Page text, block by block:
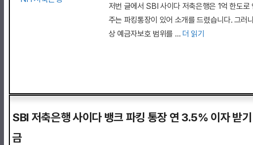
저번 글에서 SBI 사이다 저축은행은 1억 한도로
주는 파킹통장이 있어 소개를 드렸습니다. 그러
상 예금자보호 범위를 … 더 읽기
SBI 저축은행 사이다 뱅크 파킹 통장 연 3.5% 이자 받기
금